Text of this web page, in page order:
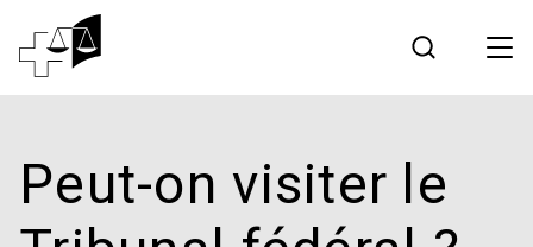
Tribunal fédéral
Peut-on visiter le